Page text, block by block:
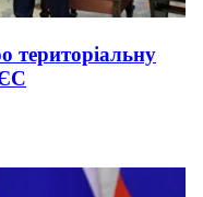
територіальну